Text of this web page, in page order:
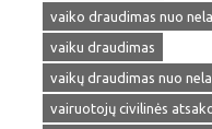
vaiko draudimas nuo
vaiku draudimas
vaikų draudimas nuo
vairuotojų civilinės